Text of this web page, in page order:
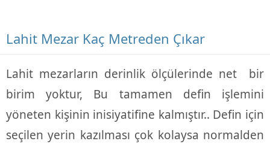
Lahit Mezar Kaç Metreden Çıkar
Lahit mezarların derinlik ölçülerinde net bir
birim yoktur, Bu tamamen defin işlemini
yöneten kişinin inisiyatifine kalmıştır.. Defin için
seçilen yerin kazılması çok kolaysa normalden